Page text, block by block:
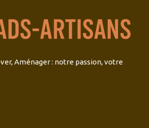
Aménager : notre passion, votre